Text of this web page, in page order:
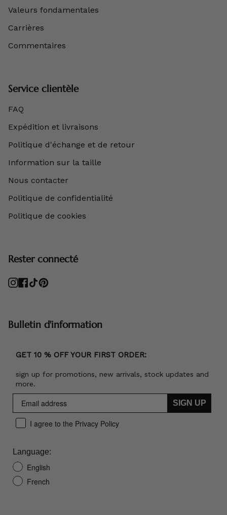
Valeurs fondamentales
Carrières
Commentaires
Service clientèle
FAQ
Expédition et livraisons
Politique d'échange et de retour
Information sur la taille
Nous contacter
Politique de confidentialité
Politique de cookies
Rester connecté
Instagram
Facebook
TikTokPinterest
Bulletin d'information
GET 10 % OFF YOUR FIRST ORDER:
sign up for promotions, new arrivals, stock updates and
more.
SIGN UP
I agree to the Privacy Policy
Language:
English
French